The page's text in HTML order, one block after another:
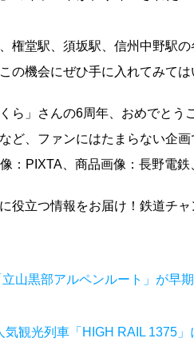
権堂駅、須坂駅、信州中野駅
の機会にぜひ手に入れてみては
ら」さんの6周年、おめでとう
ど、ファンにはたまらない企
：PIXTA、商品画像：長野電鉄
役立つ情報をお届け！鉄道チャ
山黒部アルペンルート」が早
観光列車「HIGH RAIL 1375